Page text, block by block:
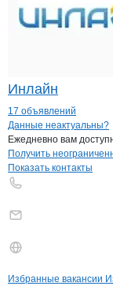
Инлайн
17 объявлений
Контакты
+7(800)000-00-..
Данные неактуальны?
Ежедневно вам
Получить
Показать контакты
Бренды
Вакансии в
Избранные вакансии